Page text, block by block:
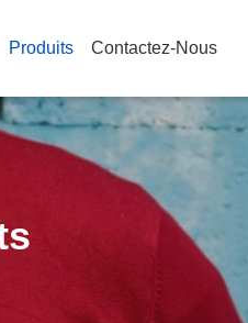
Produits Contactez-Nous